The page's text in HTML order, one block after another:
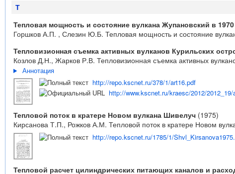
Т
Тепловая мощность и состояние вулкана Жупановский в 1970
Горшков А.П. , Слезин Ю.Б. Тепловая мощность и состояние
Тепловизионная съемка активных вулканов Курильских
Козлов Д.Н., Жарков Р.В. Тепловизионная съемка активных
Аннотация
http://repo.kscnet.ru/378/1/art16.pdf
http://www.kscnet.ru/kraesc/2012/2012_19/
Тепловой поток в кратере Новом вулкана Шивелуч (1975)
Кирсанова Т.П., Рожков А.М. Тепловой поток в кратере Новом
http://repo.kscnet.ru/1785/1/
Тепловой расчет цилиндрических питающих каналов и